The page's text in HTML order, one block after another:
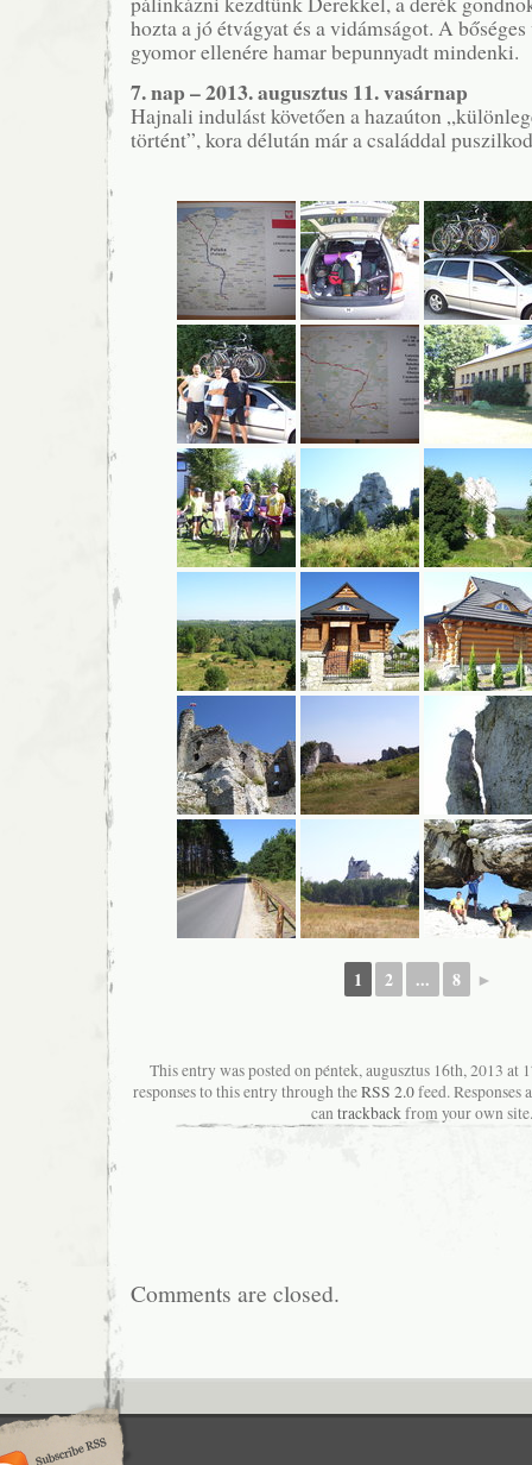
hozta a jó étvágyat és a vidámságot. A
gyomor ellenére hamar bepunnyadt mindenki.
7. nap – 2013. augusztus 11. vasárnap
Hajnali indulást követően a hazaúton
történt”, kora délután már a családdal
1 2 ... 8 ►
This entry was posted on péntek, augusztus 16th, 2013 at
responses to this entry through theRSS 2.0feed. Responses
cantrackbackfrom your own site.
Comments are closed.